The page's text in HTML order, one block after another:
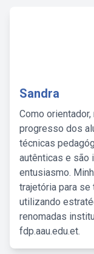
Sandra
Como
progresso dos
técnicas
autênticas e são
entusiasmo.
trajetória para se
utilizando
renomadas
fdp.aau.edu.et.